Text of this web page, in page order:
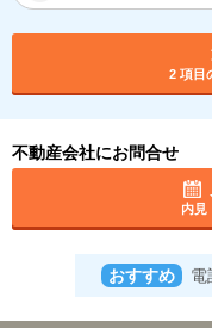
2 項目
不動産会社にお問合せ
内見
おすすめ 電